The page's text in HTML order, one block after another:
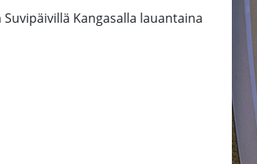
Kangasalla lauantaina